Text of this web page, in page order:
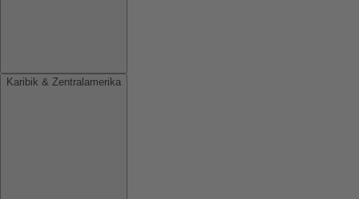
Karibik & Zentralamerika